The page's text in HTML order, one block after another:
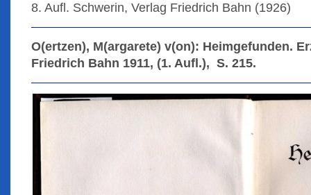
8. Aufl. Schwerin, Verlag Friedrich Bahn (1926)
O(ertzen), M(argarete) v(on): Heimgefunden.
Friedrich Bahn 1911, (1. Aufl.), S. 215.